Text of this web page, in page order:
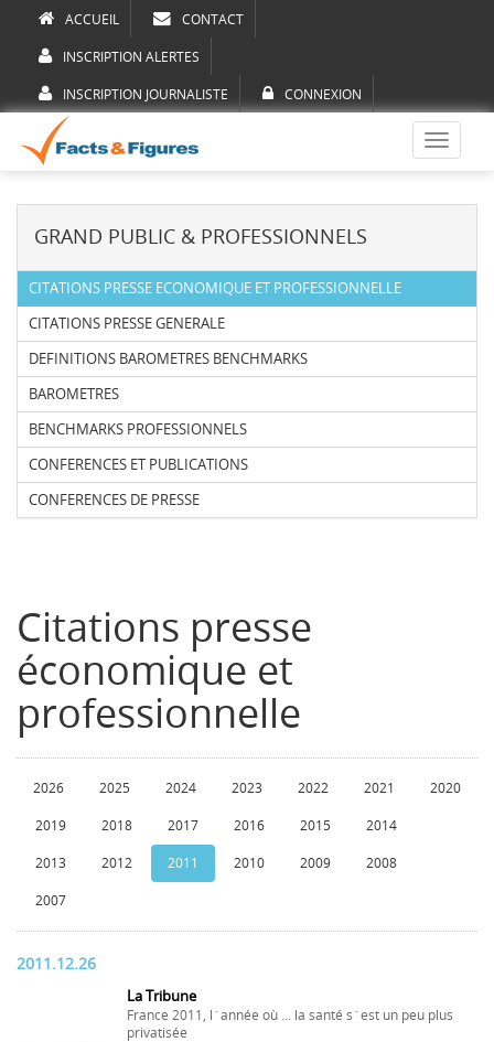
ACCUEIL CONTACT
INSCRIPTION ALERTES
INSCRIPTION JOURNALISTE CONNEXION
Toggle
GRAND PUBLIC & PROFESSIONNELS
CITATIONS PRESSE ECONOMIQUE ET PROFESSIONNELLE
CITATIONS PRESSE GENERALE
DEFINITIONS BAROMETRES BENCHMARKS
BAROMETRES
BENCHMARKS PROFESSIONNELS
CONFERENCES ET PUBLICATIONS
CONFERENCES DE PRESSE
Citations presse
économique et
professionnelle
2026 2025 2024 2023 2022 2021 2020
2019 2018 2017 2016 2015 2014
2013 2012 2011 2010 2009 2008
2007
2011.12.26
La Tribune
France 2011, l´année où ... la santé s´est un peu plus
privatisée